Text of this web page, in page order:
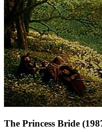
The Princess Bride